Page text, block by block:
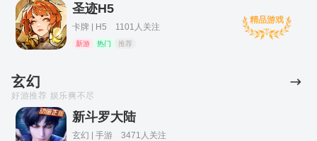
圣迹H5
卡牌 | H5 1101人关注
新游 热门 推荐
精品游戏
玄幻
好游推荐 娱乐爽不尽
新斗罗大陆
玄幻 | 手游 3471人关注